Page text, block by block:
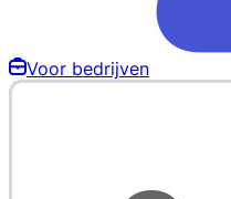
Voor bedrijven